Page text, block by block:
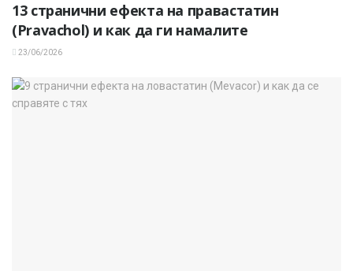
13 странични ефекта на правастатин
(Pravachol) и как да ги намалите
23/06/2026